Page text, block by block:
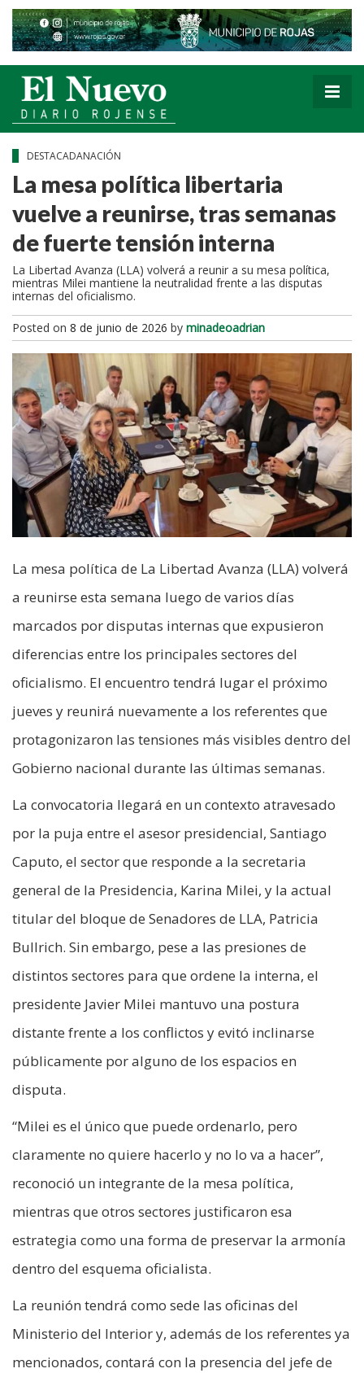
DESTACADANACIÓN
La mesa política libertaria
vuelve a reunirse, tras semanas
de fuerte tensión interna
La Libertad Avanza (LLA) volverá a reunir a su mesa política,
mientras Milei mantiene la neutralidad frente a las disputas
internas del oficialismo.
Posted on 8 de junio de 2026 by minadeoadrian
La mesa política de La Libertad Avanza (LLA) volverá
a reunirse esta semana luego de varios días
marcados por disputas internas que expusieron
diferencias entre los principales sectores del
oficialismo. El encuentro tendrá lugar el próximo
jueves y reunirá nuevamente a los referentes que
protagonizaron las tensiones más visibles dentro del
Gobierno nacional durante las últimas semanas.
La convocatoria llegará en un contexto atravesado
por la puja entre el asesor presidencial, Santiago
Caputo, el sector que responde a la secretaria
general de la Presidencia, Karina Milei, y la actual
titular del bloque de Senadores de LLA, Patricia
Bullrich. Sin embargo, pese a las presiones de
distintos sectores para que ordene la interna, el
presidente Javier Milei mantuvo una postura
distante frente a los conflictos y evitó inclinarse
públicamente por alguno de los espacios en
disputa.
“Milei es el único que puede ordenarlo, pero
claramente no quiere hacerlo y no lo va a hacer”,
reconoció un integrante de la mesa política,
mientras que otros sectores justificaron esa
estrategia como una forma de preservar la armonía
dentro del esquema oficialista.
La reunión tendrá como sede las oficinas del
Ministerio del Interior y, además de los referentes ya
mencionados, contará con la presencia del jefe de